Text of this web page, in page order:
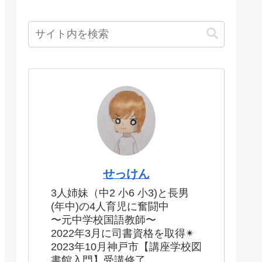
せっけん
3人姉妹（中2 小6 小3)と長男
(年中)の4人育児に奮闘中
〜元中学校国語教師〜
2022年3月に司書資格を取得✴︎
2023年10月神戸市【講座学校図